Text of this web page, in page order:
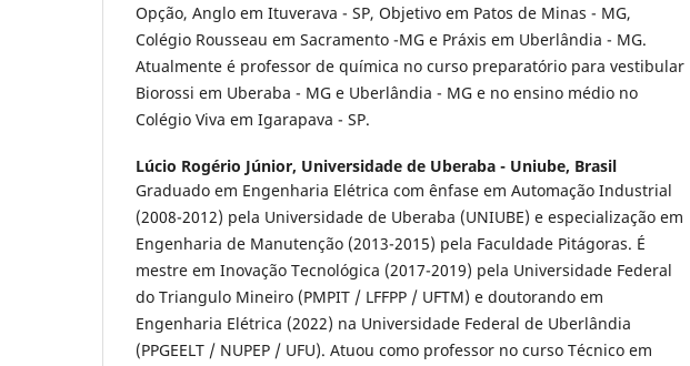
Opção, Anglo em Ituverava - SP, Objetivo em Patos de Minas - MG,
Colégio Rousseau em Sacramento -MG e Práxis em Uberlândia - MG.
Atualmente é professor de química no curso preparatório para vestibular
Biorossi em Uberaba - MG e Uberlândia - MG e no ensino médio no
Colégio Viva em Igarapava - SP.
Lúcio Rogério Júnior, Universidade de Uberaba - Uniube, Brasil
Graduado em Engenharia Elétrica com ênfase em Automação Industrial
(2008-2012) pela Universidade de Uberaba (UNIUBE) e especialização em
Engenharia de Manutenção (2013-2015) pela Faculdade Pitágoras. É
mestre em Inovação Tecnológica (2017-2019) pela Universidade Federal
do Triangulo Mineiro (PMPIT / LFFPP / UFTM) e doutorando em
Engenharia Elétrica (2022) na Universidade Federal de Uberlândia
(PPGEELT / NUPEP / UFU). Atuou como professor no curso Técnico em